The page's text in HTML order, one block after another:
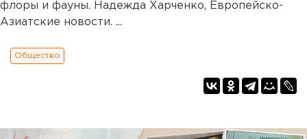
флоры и фауны. Надежда Харченко, Европейско-
Азиатские новости. ...
Общество